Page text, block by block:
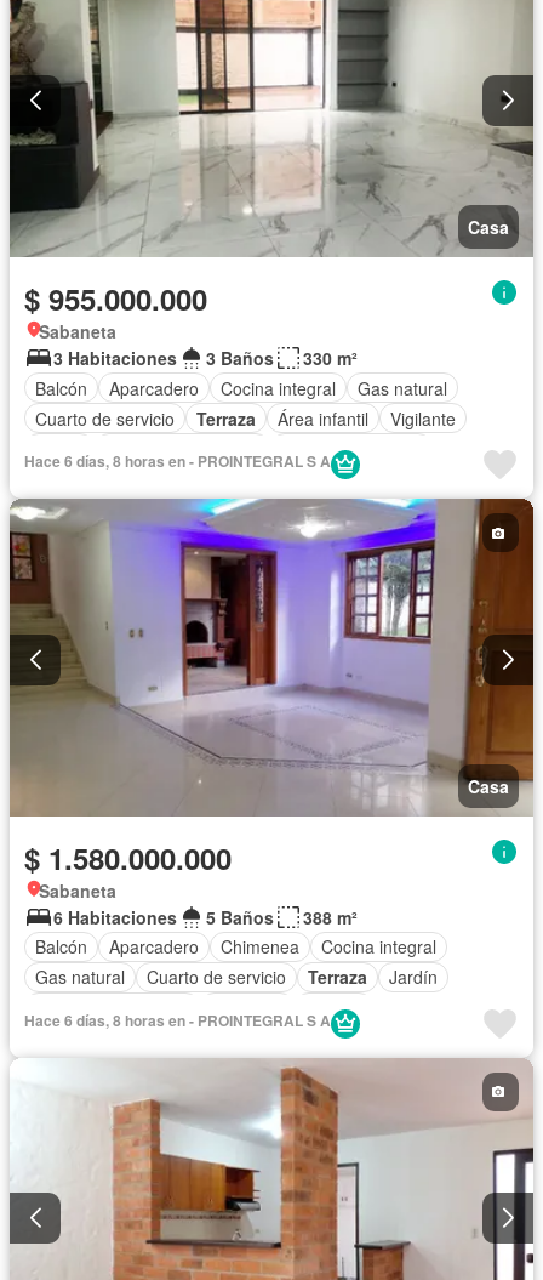
Casa
$ 955.000.000
Sabaneta
3 Habitaciones
3 Baños
330 m²
Balcón
Aparcadero Cocina integral
Gas natural
Cuarto de servicio
Terraza Área infantil
Vigilante
Seguridad privada
Hace 6 días, 8 horas en - PROINTEGRAL S A
Casa
$ 1.580.000.000
Sabaneta
6 Habitaciones
5 Baños
388 m²
Balcón
Aparcadero Chimenea
Cocina integral
Gas natural
Cuarto de servicio Terraza
Jardín
Estudio
Hace 6 días, 8 horas en - PROINTEGRAL S A